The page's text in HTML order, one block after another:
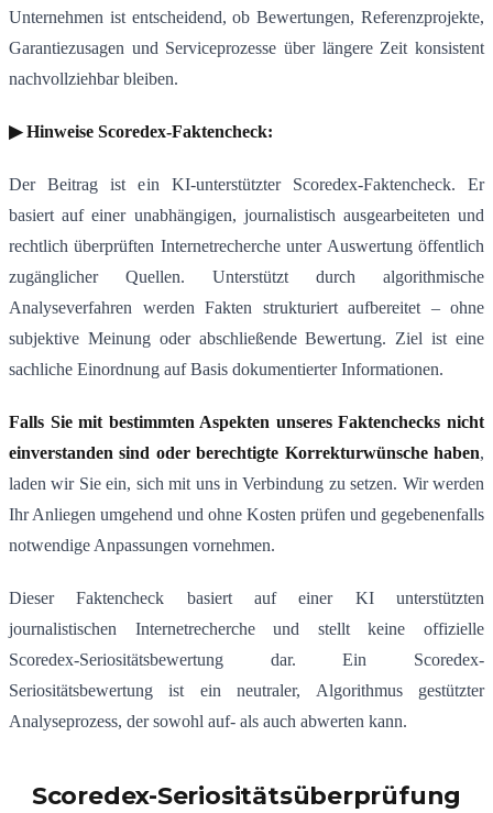
Unternehmen ist entscheidend, ob Bewertungen, Referenzprojekte,
Garantiezusagen und Serviceprozesse über längere Zeit konsistent
nachvollziehbar bleiben.
▶ Hinweise Scoredex-Faktencheck:
Der Beitrag ist ein KI-unterstützter Scoredex-Faktencheck. Er
basiert auf einer unabhängigen, journalistisch ausgearbeiteten und
rechtlich überprüften Internetrecherche unter Auswertung öffentlich
zugänglicher Quellen. Unterstützt durch algorithmische
Analyseverfahren werden Fakten strukturiert aufbereitet – ohne
subjektive Meinung oder abschließende Bewertung. Ziel ist eine
sachliche Einordnung auf Basis dokumentierter Informationen.
Falls Sie mit bestimmten Aspekten unseres Faktenchecks nicht
einverstanden sind oder berechtigte Korrekturwünsche haben,
laden wir Sie ein, sich mit uns in Verbindung zu setzen. Wir werden
Ihr Anliegen umgehend und ohne Kosten prüfen und gegebenenfalls
notwendige Anpassungen vornehmen.
Dieser Faktencheck basiert auf einer KI unterstützten
journalistischen Internetrecherche und stellt keine offizielle
Scoredex-Seriositätsbewertung dar. Ein Scoredex-
Seriositätsbewertung ist ein neutraler, Algorithmus gestützter
Analyseprozess, der sowohl auf- als auch abwerten kann.
Scoredex-Seriositätsüberprüfung